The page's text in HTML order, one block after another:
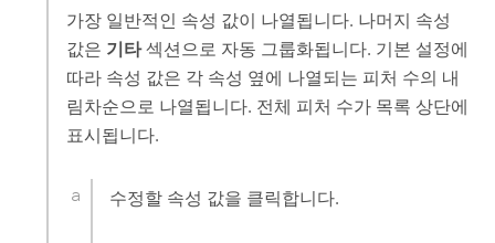
가장 일반적인 속성 값이 나열됩니다. 나머지 속성
값은 기타섹션으로 자동 그룹화됩니다. 기본 설정에
따라 속성 값은 각 속성 옆에 나열되는 피처 수의 내
림차순으로 나열됩니다. 전체 피처 수가 목록 상단에
표시됩니다.
수정할 속성 값을 클릭합니다.